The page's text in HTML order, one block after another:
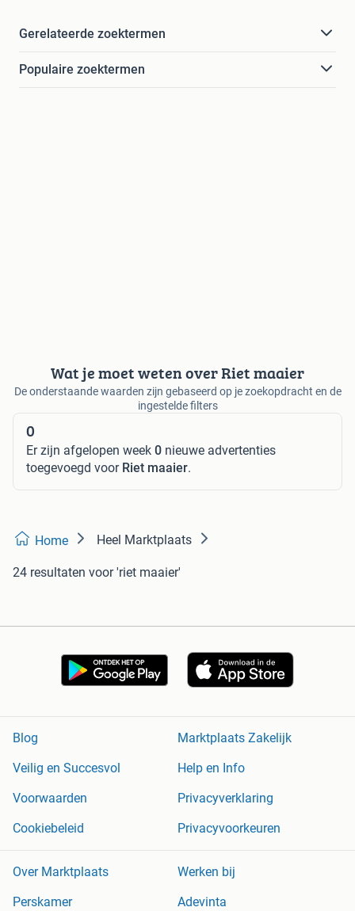
Gerelateerde zoektermen
Populaire zoektermen
Wat je moet weten over Riet maaier
De onderstaande waarden zijn gebaseerd op je zoekopdracht en de
ingestelde filters
0
Er zijn afgelopen week 0 nieuwe advertenties
toegevoegd voor Riet maaier.
Home Heel Marktplaats
24 resultaten voor 'riet maaier'
Blog
Marktplaats Zakelijk
Veilig en Succesvol
Help en Info
Voorwaarden
Privacyverklaring
Cookiebeleid
Privacyvoorkeuren
Over Marktplaats
Werken bij
Perskamer
Adevinta